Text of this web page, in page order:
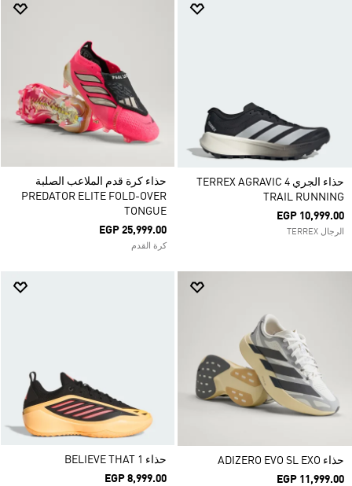
حذاء الجري TERREX AGRAVIC 4
TRAIL RUNNING
EGP 10,999.00
الرجال TERREX
حذاء كرة قدم الملاعب الصلبة
PREDATOR ELITE FOLD-OVER
TONGUE
EGP 25,999.00
كرة القدم
حذاء ADIZERO EVO SL EXO
EGP 11,999.00
حذاء BELIEVE THAT 1
EGP 8,999.00